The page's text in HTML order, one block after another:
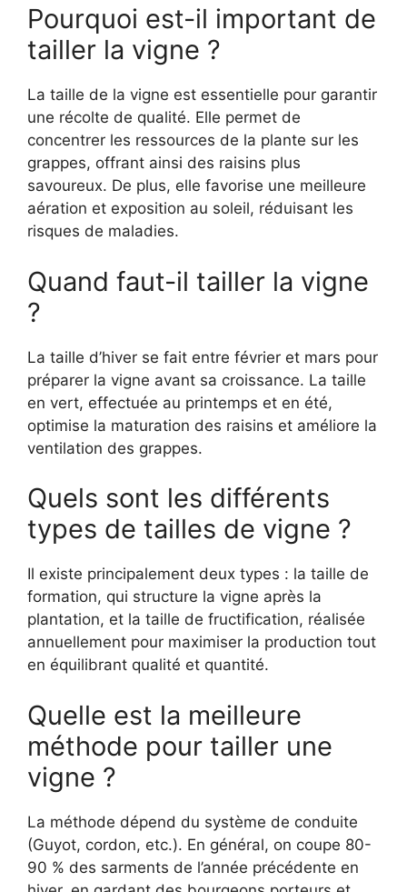
Pourquoi est-il important de
tailler la vigne ?
La taille de la vigne est essentielle pour garantir
une récolte de qualité. Elle permet de
concentrer les ressources de la plante sur les
grappes, offrant ainsi des raisins plus
savoureux. De plus, elle favorise une meilleure
aération et exposition au soleil, réduisant les
risques de maladies.
Quand faut-il tailler la vigne
?
La taille d’hiver se fait entre février et mars pour
préparer la vigne avant sa croissance. La taille
en vert, effectuée au printemps et en été,
optimise la maturation des raisins et améliore la
ventilation des grappes.
Quels sont les différents
types de tailles de vigne ?
Il existe principalement deux types : la taille de
formation, qui structure la vigne après la
plantation, et la taille de fructification, réalisée
annuellement pour maximiser la production tout
en équilibrant qualité et quantité.
Quelle est la meilleure
méthode pour tailler une
vigne ?
La méthode dépend du système de conduite
(Guyot, cordon, etc.). En général, on coupe 80-
90 % des sarments de l’année précédente en